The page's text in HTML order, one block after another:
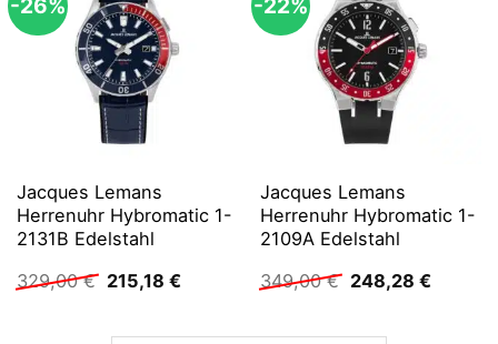
-26%
Jacques Lemans
Herrenuhr Hybromatic 1-
2131B Edelstahl
329,00€ Ursprünglicher
Preis
329,00 €
215,18 €Aktueller
215,18 €.
-22%
Jacques Lemans
Herrenuhr Hybromatic 1-
2109A Edelstahl
349,00€ Ursprünglicher
Preis
349,00 €
248,28 €